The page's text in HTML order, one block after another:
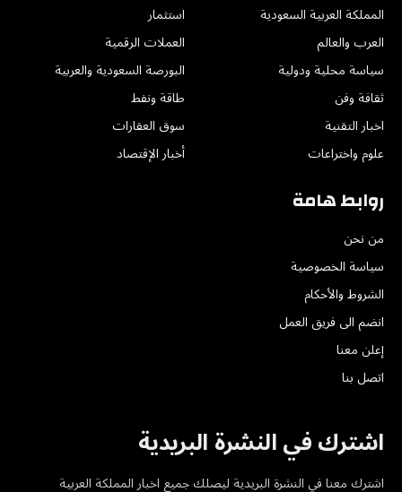
المملكة العربية السعودية
العرب والعالم
سياسة محلية ودولية
ثقافة وفن
اخبار التقنية
علوم واختراعات
استثمار
العملات الرقمية
البورصة السعودية والعربية
طاقة ونفط
سوق العقارات
أخبار الإقتصاد
روابط هامة
من نحن
سياسة الخصوصية
الشروط والأحكام
انضم الى فريق العمل
إعلن معنا
اتصل بنا
اشترك في النشرة البريدية
اشترك معنا في النشرة البريدية ليصلك جميع اخبار المملكة العربية